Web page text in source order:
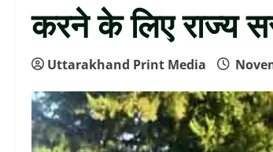
करने के लिए राज्य
Uttarakhand Print Media